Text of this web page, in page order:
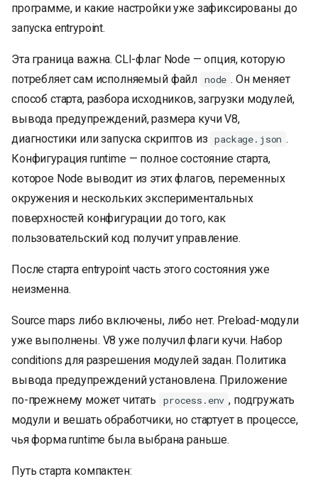
программе, и какие настройки уже зафиксированы до
запуска entrypoint.
Эта граница важна. CLI-флаг Node — опция, которую
потребляет сам исполняемый файл node . Он меняет
способ старта, разбора исходников, загрузки модулей,
вывода предупреждений, размера кучи V8,
диагностики или запуска скриптов из package.json .
Конфигурация runtime — полное состояние старта,
которое Node выводит из этих флагов, переменных
окружения и нескольких экспериментальных
поверхностей конфигурации до того, как
пользовательский код получит управление.
После старта entrypoint часть этого состояния уже
неизменна.
Source maps либо включены, либо нет. Preload-модули
уже выполнены. V8 уже получил флаги кучи. Набор
conditions для разрешения модулей задан. Политика
вывода предупреждений установлена. Приложение
по-прежнему может читать
process.env , подгружать
модули и вешать обработчики, но стартует в процессе,
чья форма runtime была выбрана раньше.
Путь старта компактен: